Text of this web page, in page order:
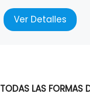
Ver Detalles
TODAS LAS FORMAS